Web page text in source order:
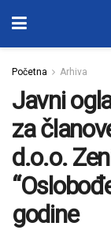
Početna Arhiva
Javni
za
d.o.o.
godine